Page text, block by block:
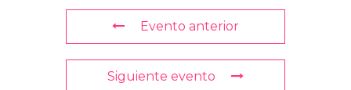
Evento anterior
Siguiente evento